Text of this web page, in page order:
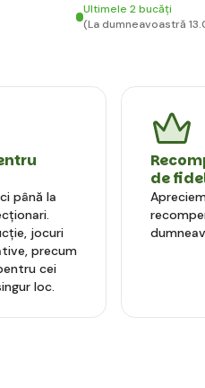
Ultimele 2 bucăți
(La dumneavoastră
până la
jocuri
precum
cei
loc.
de